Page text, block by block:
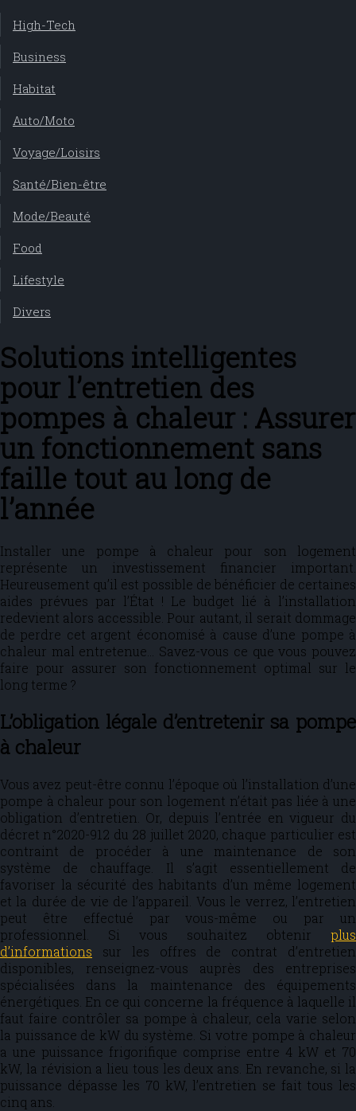
High-Tech
Business
Habitat
Auto/Moto
Voyage/Loisirs
Santé/Bien-être
Mode/Beauté
Food
Lifestyle
Divers
Solutions intelligentes
pour l’entretien des
pompes à chaleur : Assurer
un fonctionnement sans
faille tout au long de
l’année
Installer une pompe à chaleur pour son logement
représente un investissement financier important.
Heureusement qu’il est possible de bénéficier de certaines
aides prévues par l’État ! Le budget lié à l’installation
redevient alors accessible. Pour autant, il serait dommage
de perdre cet argent économisé à cause d’une pompe à
chaleur mal entretenue… Savez-vous ce que vous pouvez
faire pour assurer son fonctionnement optimal sur le
long terme ?
L’obligation légale d’entretenir sa pompe
à chaleur
Vous avez peut-être connu l’époque où l’installation d’une
pompe à chaleur pour son logement n’était pas liée à une
obligation d’entretien. Or, depuis l’entrée en vigueur du
décret n°2020-912 du 28 juillet 2020, chaque particulier est
contraint de procéder à une maintenance de son
système de chauffage. Il s’agit essentiellement de
favoriser la sécurité des habitants d’un même logement
et la durée de vie de l’appareil. Vous le verrez, l’entretien
peut être effectué par vous-même ou par un
professionnel. Si vous souhaitez obtenir plus
d’informations sur les offres de contrat d’entretien
disponibles, renseignez-vous auprès des entreprises
spécialisées dans la maintenance des équipements
énergétiques. En ce qui concerne la fréquence à laquelle il
faut faire contrôler sa pompe à chaleur, cela varie selon
la puissance de kW du système. Si votre pompe à chaleur
a une puissance frigorifique comprise entre 4 kW et 70
kW, la révision a lieu tous les deux ans. En revanche, si la
puissance dépasse les 70 kW, l’entretien se fait tous les
cinq ans.